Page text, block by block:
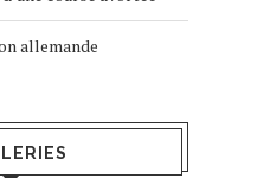
allemande